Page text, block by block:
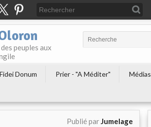
peuples aux
Donum Prier - "A Méditer"
Médias
Publié parJumelage